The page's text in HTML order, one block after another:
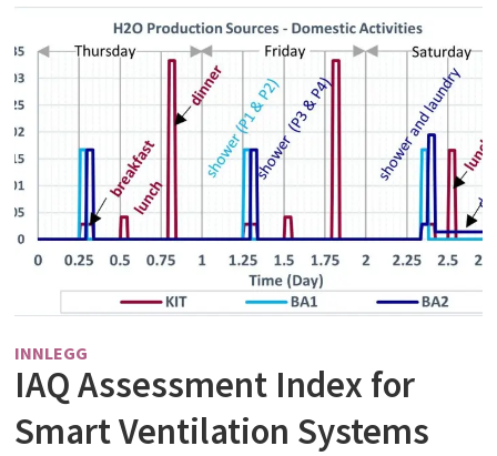
INNLEGG
IAQ Assessment Index for
Smart Ventilation Systems